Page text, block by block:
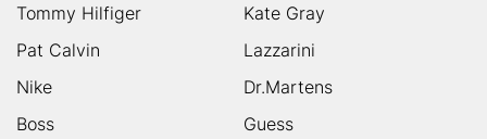
Tommy Hilfiger
Kate Gray
Pat Calvin
Lazzarini
Nike
Dr.Martens
Boss
Guess